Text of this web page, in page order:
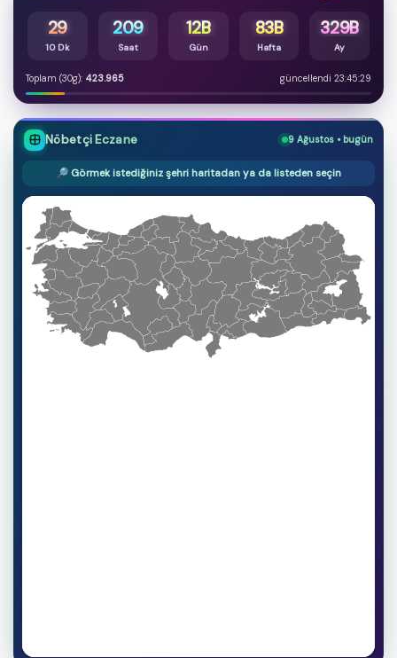
29
10 Dk
209
Saat
12B
Gün
83B
Hafta
329B
Ay
Toplam (30g): 423.965 güncellendi 23:45:29
Nöbetçi Eczane 9 Ağustos • bugün
🔎 Görmek istediğiniz şehri haritadan ya da listeden seçin